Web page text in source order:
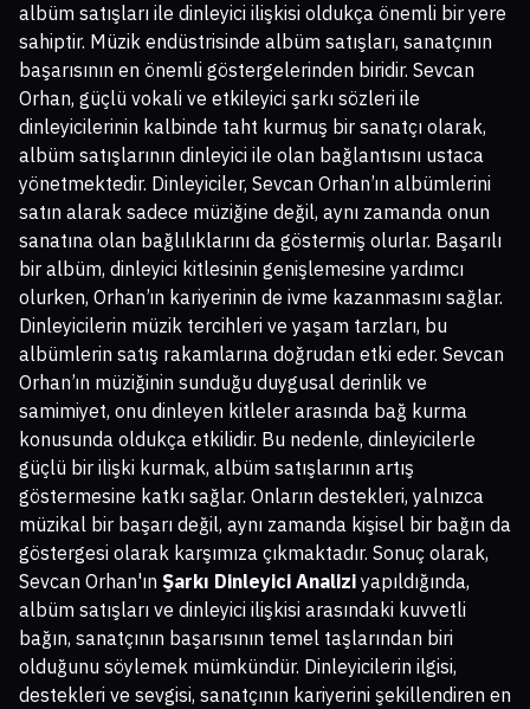
albüm satışları ile dinleyici ilişkisi oldukça önemli bir yere
sahiptir. Müzik endüstrisinde albüm satışları, sanatçının
başarısının en önemli göstergelerinden biridir. Sevcan
Orhan, güçlü vokali ve etkileyici şarkı sözleri ile
dinleyicilerinin kalbinde taht kurmuş bir sanatçı olarak,
albüm satışlarının dinleyici ile olan bağlantısını ustaca
yönetmektedir. Dinleyiciler, Sevcan Orhan’ın albümlerini
satın alarak sadece müziğine değil, aynı zamanda onun
sanatına olan bağlılıklarını da göstermiş olurlar. Başarılı
bir albüm, dinleyici kitlesinin genişlemesine yardımcı
olurken, Orhan’ın kariyerinin de ivme kazanmasını sağlar.
Dinleyicilerin müzik tercihleri ve yaşam tarzları, bu
albümlerin satış rakamlarına doğrudan etki eder. Sevcan
Orhan’ın müziğinin sunduğu duygusal derinlik ve
samimiyet, onu dinleyen kitleler arasında bağ kurma
konusunda oldukça etkilidir. Bu nedenle, dinleyicilerle
güçlü bir ilişki kurmak, albüm satışlarının artış
göstermesine katkı sağlar. Onların destekleri, yalnızca
müzikal bir başarı değil, aynı zamanda kişisel bir bağın da
göstergesi olarak karşımıza çıkmaktadır. Sonuç olarak,
Sevcan Orhan'ın Şarkı Dinleyici Analizi yapıldığında,
albüm satışları ve dinleyici ilişkisi arasındaki kuvvetli
bağın, sanatçının başarısının temel taşlarından biri
olduğunu söylemek mümkündür. Dinleyicilerin ilgisi,
destekleri ve sevgisi, sanatçının kariyerini şekillendiren en